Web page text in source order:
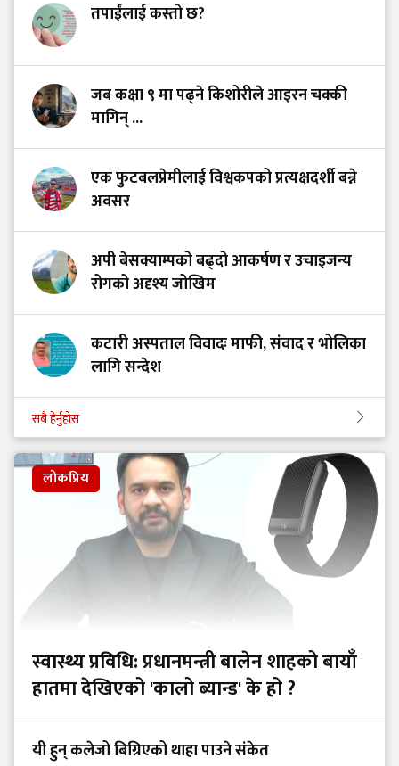
तपाईंलाई कस्तो छ?
जब कक्षा ९ मा पढ्ने किशोरीले आइरन चक्की
मागिन् ...
एक फुटबलप्रेमीलाई विश्वकपको प्रत्यक्षदर्शी बन्ने
अवसर
अपी बेसक्याम्पको बढ्दो आकर्षण र उचाइजन्य
रोगको अदृश्य जोखिम
कटारी अस्पताल विवादः माफी, संवाद र भोलिका
लागि सन्देश
सबै हेर्नुहोस
लोकप्रिय
स्वास्थ्य प्रविधि: प्रधानमन्त्री बालेन शाहको बायाँ
हातमा देखिएको 'कालो ब्यान्ड' के हो ?
यी हुन् कलेजो बिग्रिएको थाहा पाउने संकेत